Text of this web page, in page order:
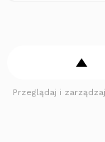
Przeglądaj i